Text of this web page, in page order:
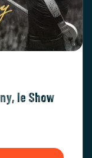
le Show